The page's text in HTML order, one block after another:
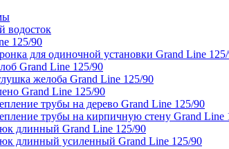
водосток
125/90
для одиночной установки Grand Line
Grand Line 125/90
желоба Grand Line 125/90
Grand Line 125/90
трубы на дерево Grand Line 125/90
трубы на кирпичную стену Grand Line
длинный Grand Line 125/90
длинный усиленный Grand Line 125/90